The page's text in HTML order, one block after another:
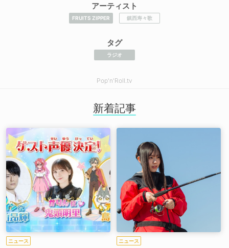
アーティスト
FRUITS ZIPPER 鎮西寿々歌
タグ
ラジオ
Pop'n'Roll.tv
新着記事
ニュース ニュース